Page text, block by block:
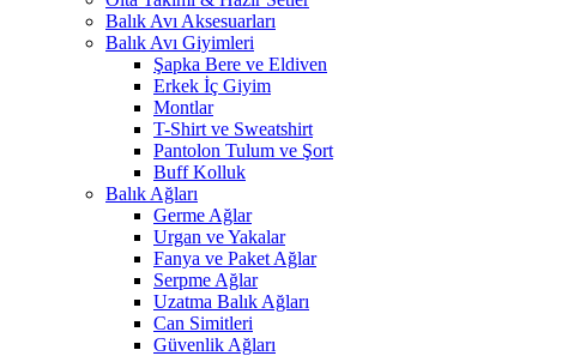
Balık Avı Aksesuarları
Balık Avı Giyimleri
Şapka Bere ve Eldiven
Erkek İç Giyim
Montlar
T-Shirt ve Sweatshirt
Pantolon Tulum ve Şort
Buff Kolluk
Balık Ağları
Germe Ağlar
Urgan ve Yakalar
Fanya ve Paket Ağlar
Serpme Ağlar
Uzatma Balık Ağları
Can Simitleri
Güvenlik Ağları